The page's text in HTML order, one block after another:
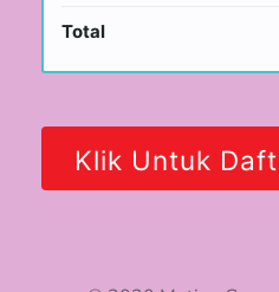
Total
Klik Untuk